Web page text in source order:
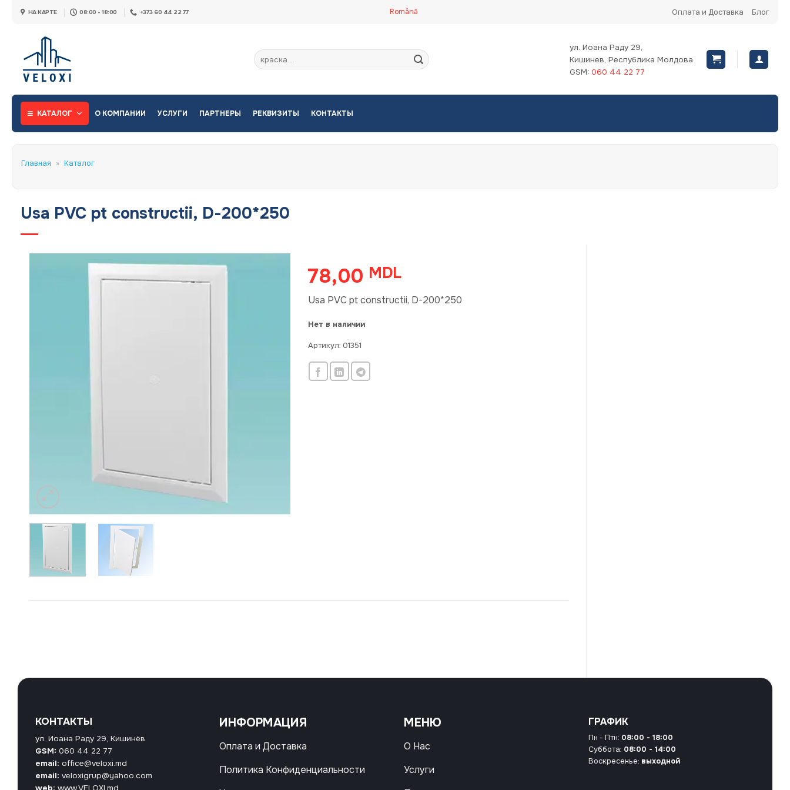
НА КАРТЕ 08:00 - 18:00 +373 60 44 22 77 Română Оплата и Доставка Блог
Искать:
ул. Иоана Раду 29,
Кишинев, Республика Молдова
GSM: 060 44 22 77
КАТАЛОГ О КОМПАНИИ УСЛУГИ ПАРТНЕРЫ РЕКВИЗИТЫ КОНТАКТЫ
Главная » Каталог
Usa PVC pt constructii, D-200*250
78,00 MDL
Usa PVC pt constructii, D-200*250
Нет в наличии
Артикул: 01351
КОНТАКТЫ
ул. Иоана Раду 29, Кишинёв
GSM: 060 44 22 77
email: office@veloxi.md
email: veloxigrup@yahoo.com
ИНФОРМАЦИЯ
Оплата и Доставка
Политика Конфиденциальности
МЕНЮ
О Нас
Услуги
ГРАФИК
Пн - Птн: 08:00 - 18:00
Суббота: 08:00 - 14:00
Воскресенье: выходной